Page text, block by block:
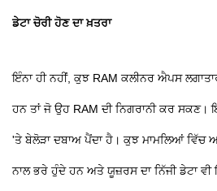
ਡੇਟਾ ਚੋਰੀ ਹੋਣ ਦਾ ਖ਼ਤਰਾ
ਇੰਨਾ ਹੀ ਨਹੀਂ, ਕੁਝ RAM ਕਲੀਨਰ ਐਪਸ
ਹਨ ਤਾਂ ਜੋ ਉਹ RAM ਦੀ ਨਿਗਰਾਨੀ ਕਰ
'ਤੇ ਬੇਲੋੜਾ ਦਬਾਅ ਪੈਂਦਾ ਹੈ। ਕੁਝ ਮਾਮਲਿਆਂ ਵਿੱਚ
ਨਾਲ ਭਰੇ ਹੁੰਦੇ ਹਨ ਅਤੇ ਯੂਜ਼ਰਸ ਦਾ ਨਿੱਜੀ ਡੇਟਾ